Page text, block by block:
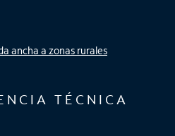
ancha a zonas rurales
TÉCNICA